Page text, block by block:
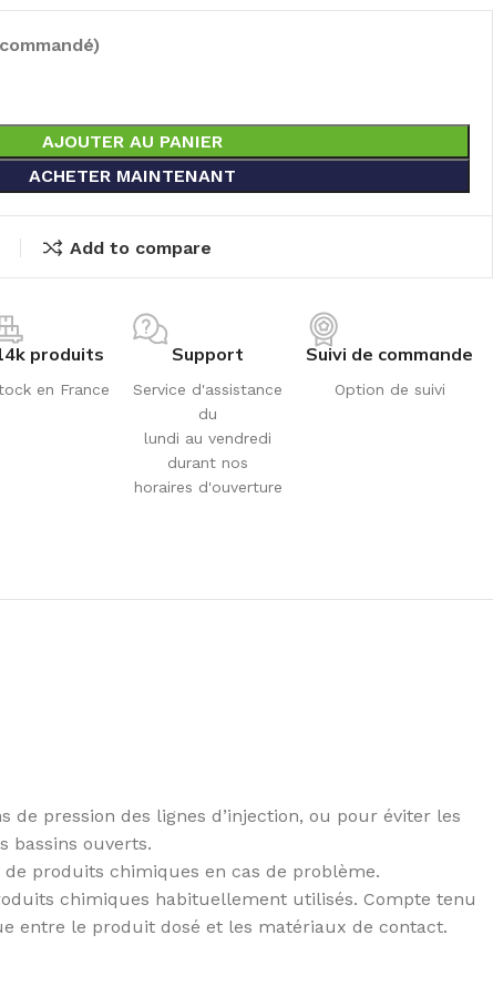
AJOUTER AU PANIER
ACHETER MAINTENANT
Add to compare
produits
en France
Support
Service d'assistance
du
lundi au vendredi
durant nos
horaires d'ouverture
Suivi de commande
Option de suivi
pression des lignes d’injection, ou pour éviter les
bassins ouverts.
produits chimiques en cas de problème.
chimiques habituellement utilisés. Compte tenu
entre le produit dosé et les matériaux de contact.